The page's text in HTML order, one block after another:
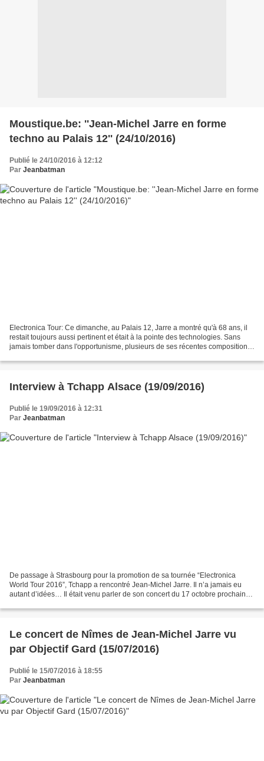
Moustique.be: ''Jean-Michel Jarre en forme
techno au Palais 12'' (24/10/2016)
Publié le 24/10/2016 à 12:12
Par Jeanbatman
Electronica Tour: Ce dimanche, au Palais 12, Jarre a montré qu'à 68 ans, il
restait toujours aussi pertinent et était à la pointe des technologies. Sans
jamais tomber dans l'opportunisme, plusieurs de ses récentes compositions
Interview à Tchapp Alsace (19/09/2016)
Publié le 19/09/2016 à 12:31
Par Jeanbatman
De passage à Strasbourg pour la promotion de sa tournée “Electronica
World Tour 2016”, Tchapp a rencontré Jean-Michel Jarre. Il n’a jamais eu
autant d’idées… Il était venu parler de son concert du 17 octobre prochain
Le concert de Nîmes de Jean-Michel Jarre vu
par Objectif Gard (15/07/2016)
Publié le 15/07/2016 à 18:55
Par Jeanbatman